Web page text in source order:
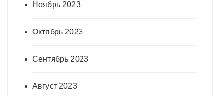
Ноябрь 2023
Октябрь 2023
Сентябрь 2023
Август 2023